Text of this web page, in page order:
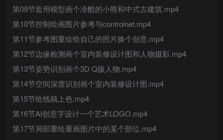
第09节套用模型画个冷酷的小熊和中式古建筑.mp4
第10节控制绘画图片参考与controlnet.mp4
第11节参考图重绘给自己的照片换个创意.mp4
第12节边缘检测画个室内装修设计图和人物摄影.mp4
第13节姿势识别画个3D Q版人物.mp4
第14节空间深度识别画个室内装修设计图.mp4
第15节给线稿上色.mp4
第16节AI创意字设计一个艺术LOGO.mp4
第17节局部重绘重画图片中的某个部位.mp4